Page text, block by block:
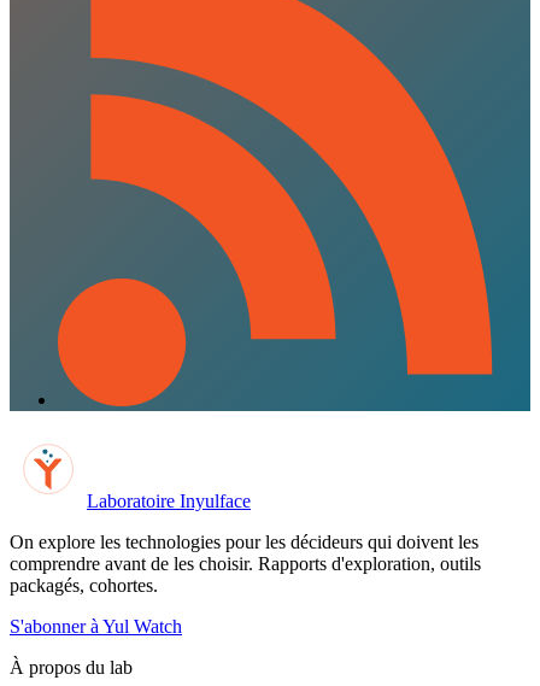
Laboratoire Inyulface
On explore les technologies pour les décideurs qui doivent les
comprendre avant de les choisir. Rapports d'exploration, outils
packagés, cohortes.
S'abonner à Yul Watch
À propos du lab